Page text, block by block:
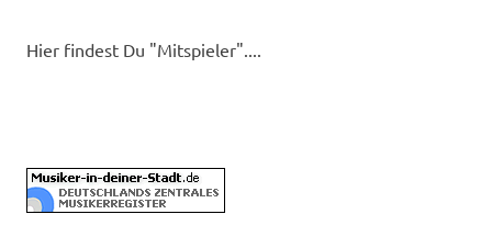
Hier findest Du "Mitspieler"....